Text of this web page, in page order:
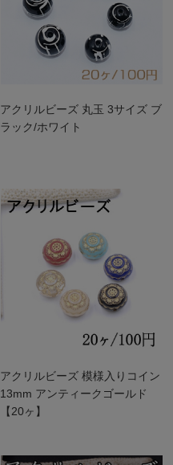
アクリルビーズ 丸玉 3サイズ ブ
ラック/ホワイト
アクリルビーズ 模様入りコイン
13mm アンティークゴールド
【20ヶ】